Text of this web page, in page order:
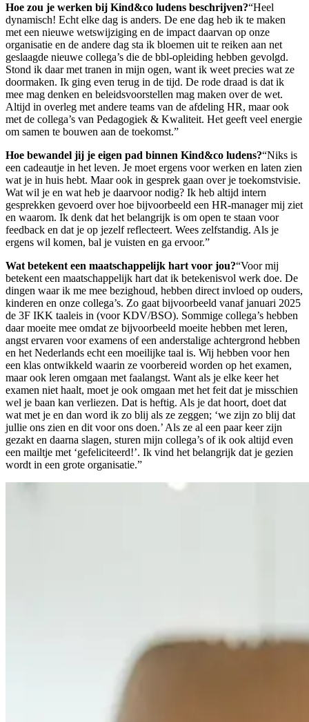
Hoe zou je werken bij Kind&co ludens beschrijven?“Heel
dynamisch! Echt elke dag is anders. De ene dag heb ik te maken
met een nieuwe wetswijziging en de impact daarvan op onze
organisatie en de andere dag sta ik bloemen uit te reiken aan net
geslaagde nieuwe collega’s die de bbl-opleiding hebben gevolgd.
Stond ik daar met tranen in mijn ogen, want ik weet precies wat ze
doormaken. Ik ging even terug in de tijd. De rode draad is dat ik
mee mag denken en beleidsvoorstellen mag maken over de wet.
Altijd in overleg met andere teams van de afdeling HR, maar ook
met de collega’s van Pedagogiek & Kwaliteit. Het geeft veel energie
om samen te bouwen aan de toekomst.”
Hoe bewandel jij je eigen pad binnen Kind&co ludens?“Niks is
een cadeautje in het leven. Je moet ergens voor werken en laten zien
wat je in huis hebt. Maar ook in gesprek gaan over je toekomstvisie.
Wat wil je en wat heb je daarvoor nodig? Ik heb altijd intern
gesprekken gevoerd over hoe bijvoorbeeld een HR-manager mij ziet
en waarom. Ik denk dat het belangrijk is om open te staan voor
feedback en dat je op jezelf reflecteert. Wees zelfstandig. Als je
ergens wil komen, bal je vuisten en ga ervoor.”
Wat betekent een maatschappelijk hart voor jou?“Voor mij
betekent een maatschappelijk hart dat ik betekenisvol werk doe. De
dingen waar ik me mee bezighoud, hebben direct invloed op ouders,
kinderen en onze collega’s. Zo gaat bijvoorbeeld vanaf januari 2025
de 3F IKK taaleis in (voor KDV/BSO). Sommige collega’s hebben
daar moeite mee omdat ze bijvoorbeeld moeite hebben met leren,
angst ervaren voor examens of een anderstalige achtergrond hebben
en het Nederlands echt een moeilijke taal is. Wij hebben voor hen
een klas ontwikkeld waarin ze voorbereid worden op het examen,
maar ook leren omgaan met faalangst. Want als je elke keer het
examen niet haalt, moet je ook omgaan met het feit dat je misschien
wel je baan kan verliezen. Dat is heftig. Als je dat hoort, doet dat
wat met je en dan word ik zo blij als ze zeggen; ‘we zijn zo blij dat
jullie ons zien en dit voor ons doen.’ Als ze al een paar keer zijn
gezakt en daarna slagen, sturen mijn collega’s of ik ook altijd even
een mailtje met ‘gefeliciteerd!’. Ik vind het belangrijk dat je gezien
wordt in een grote organisatie.”